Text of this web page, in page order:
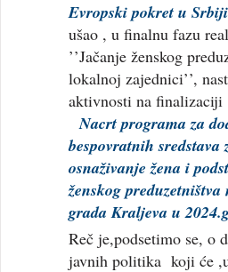
Evropski pokret u
ušao , u finalnu fazu
’’Jačanje ženskog
lokalnoj zajednici’’,
aktivnosti na
Nacrt programa za
bespovratnih sredstava
osnaživanje žena i
ženskog
grada Kraljeva u
Reč je,podsetimo se, o
javnih politika koji će